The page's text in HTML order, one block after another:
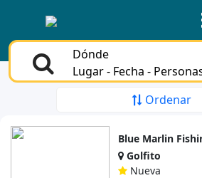
Dónde
Lugar - Fecha -
Ordenar
Blue Marlin
Golfito
Nueva